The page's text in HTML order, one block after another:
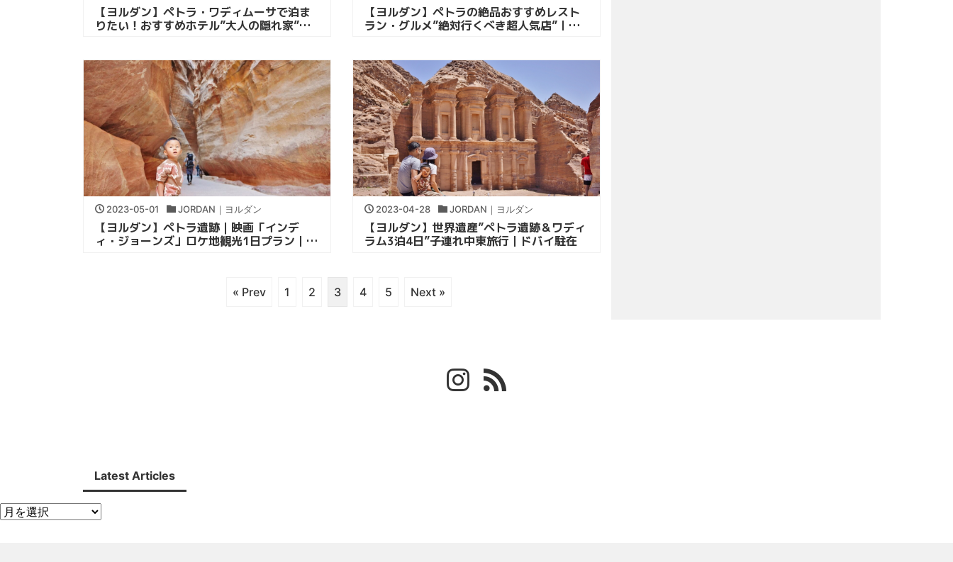
【ヨルダン】ペトラ・ワディムーサで泊ま
りたい！おすすめホテル”大人の隠れ家”｜
【ヨルダン】ペトラの絶品おすすめレスト
ラン・グルメ”絶対行くべき超人気店”｜子
2023-05-01 JORDAN｜ヨルダン
【ヨルダン】ペトラ遺跡｜映画「インデ
ィ・ジョーンズ」ロケ地観光1日プラン｜中
2023-04-28 JORDAN｜ヨルダン
【ヨルダン】世界遺産”ペトラ遺跡＆ワディ
ラム3泊4日”子連れ中東旅行｜ドバイ駐在
« Prev 1 2 3 4 5 Next »
Latest Articles